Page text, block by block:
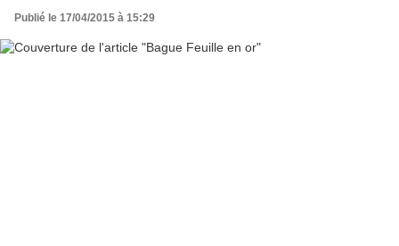
Publié le 17/04/2015 à 15:29